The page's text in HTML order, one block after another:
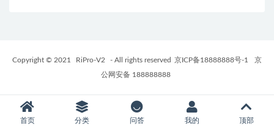
Copyright © 2021 RiPro-V2 - All rights reserved 京ICP备18888888号-1
京
公网安备 188888888
首页 分类 问答 我的 顶部